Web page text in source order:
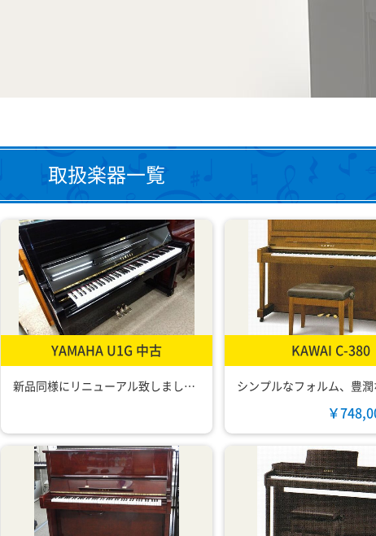
取扱楽器一覧
YAMAHA U1G 中古
新品同様にリニューアル致しました。
KAWAI C-380
￥